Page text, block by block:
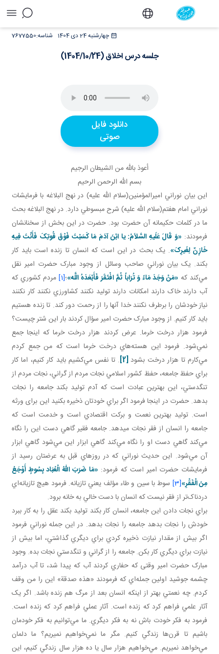
جلسه درس اخلاق (1404/10/24) - دفتر چهارشنبه 24 دی 1404 7677550شناسه:
جلسه درس اخلاق (1404/10/24)
دانلود فایل
صوتی
أعوذ بالله من الشيطان الرجيم
بسم الله الرحمن الرحيم
اين بيان نوراني اميرالمؤمنين(سلام الله عليه) در نهج البلاغه با فرمايشات
نوراني امام هفتم(سلام الله عليه) شرح مبسوطي دارد. در نهج البلاغه بحث
ما در کلمات حکيمانه آن حضرت بود. حضرت در اين بخش از سخنانشان
فرمودند: «وَ قَالَ عَلَيهِ السَّلاَمُ: يا ابْنَ آدَمَ مَا کَسَبْتَ فَوْقَ قُوتِکَ فَأَنْتَ فِيهِ
خَازِنٌ لِغَيرِکَ». يک بحث در اين است که انسان تا زنده است بايد کار
بکند. يک بيان نوراني صاحب وسائل از وجود مبارک حضرت امير نقل
مي‌کند که «مَنْ وَجَدَ مَاءً وَ تُرَاباً ثُمَّ افْتَقَرَ فَأَبْعَدَهُ اللَّه‏»؛[1] مردم کشوري که
آب دارند خاک دارند امکانات دارند توليد نکنند کشاورزي نکنند کار نکنند
نياز خودشان را برطرف نکنند خدا آنها را از رحمت دور کند. تا زنده هستيم
بايد کار کنيم. از وجود مبارک حضرت امير سؤال کردند بار اين شتر چيست؟
فرمود هزار درخت خرما. عرض کردند هزار درخت خرما که اينجا جمع
نمي‌شود. فرمود اين هسته‌هاي درخت خرما است که من جمع کردم
مي‌کارم تا هزار درخت بشود [2]
. تا نفس مي‌کشيم بايد کار کنيم، اما کار
براي حفظ جامعه، حفظ کشور اسلامي نجات مردم از گراني، نجات مردم از
تنگدستي، اين بهترين عبادت است که آدم توليد بکند جامعه را نجات
بدهد. حضرت در اينجا فرمود اگر براي خودتان ذخيره بکنيد اين برای ورثه
است. توليد بهترين نعمت و برکت اقتصادي است و خدمت است که
جامعه را انسان از فقر نجات می­دهد. جامعه فقير گاهي دست اين را نگاه
مي‌کند گاهي دست او را نگاه مي‌کند گاهي ابزار اين مي‌شود گاهي ابزار
آن مي‌شود. اين حديث نوراني که در روزهاي قبل به عرضتان رسيد از
فرمايشات حضرت امير است که فرمود: «مَا ضَرَبَ اللهُ الْعُبَاد بِسُوطٍ أَوْجَعُ
مِنَ الْفَقْرِ»[3]
سوط با سين و طاء مؤلف يعني تازيانه. فرمود هيچ تازيانه‌اي
دردناک‌تر از فقر نيست که انسان با دست خالي به خانه برود.
براي نجات دادن اين جامعه، انسان کار بکند توليد بکند عقل را به کار ببرد
خودش را نجات بدهد جامعه را نجات بدهد. در اين جمله نوراني فرمود
اگر بيش از مقدار نيازت ذخيره کردي براي ديگري گذاشتي، اما بيش از
نيازت براي ديگري کار بکن. جامعه را از گراني و تنگدستي نجات بده. وجود
مبارک حضرت امير وقتی که حفاري کردند آب که پيدا شد، تا آب درآمد
چشمه جوشيد اولين جمله‌اي که فرمودند «هذه صدقة» اين را من وقف
کردم. چه نعمتي بهتر از اينکه انسان بعد از مرگ هم زنده باشد. اگر يک
آثار علمي فراهم کرد که زنده است. آثار عملي فراهم کرد که زنده است.
فرمود به فکر خودت باش نه به فکر ديگري. ما مي‌توانيم به فکر خودمان
باشيم تا قرن‌ها زندگي کنيم. مگر ما نمي‌خواهيم نميريم؟ ما دلمان
مي‌خواهد نميريم. مي‌خواهيم هزار سال يا ده هزار سال زندگي کنيم، اين